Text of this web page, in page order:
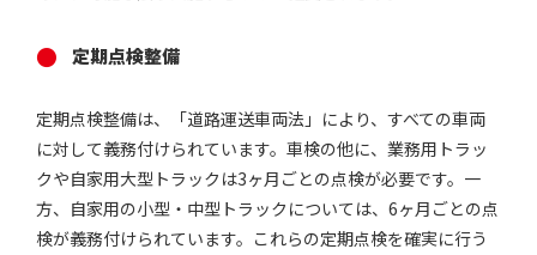
定期点検整備
定期点検整備は、「道路運送車両法」により、すべての車両
に対して義務付けられています。車検の他に、業務用トラッ
クや自家用大型トラックは3ヶ月ごとの点検が必要です。一
方、自家用の小型・中型トラックについては、6ヶ月ごとの点
検が義務付けられています。これらの定期点検を確実に行う